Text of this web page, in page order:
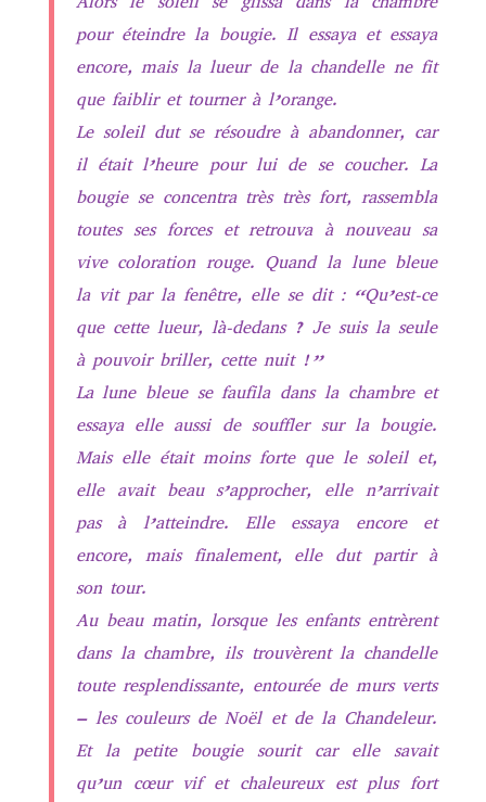
pour éteindre la bougie. Il essaya et essaya
encore, mais la lueur de la chandelle ne fit
que faiblir et tourner à l’orange.
Le soleil dut se résoudre à abandonner, car
il était l’heure pour lui de se coucher. La
bougie se concentra très très fort, rassembla
toutes ses forces et retrouva à nouveau sa
vive coloration rouge. Quand la lune bleue
la vit par la fenêtre, elle se dit : “Qu’est-ce
que cette lueur, là-dedans ? Je suis la seule
à pouvoir briller, cette nuit !”
La lune bleue se faufila dans la chambre et
essaya elle aussi de souffler sur la bougie.
Mais elle était moins forte que le soleil et,
elle avait beau s’approcher, elle n’arrivait
pas à l’atteindre. Elle essaya encore et
encore, mais finalement, elle dut partir à
son tour.
Au beau matin, lorsque les enfants entrèrent
dans la chambre, ils trouvèrent la chandelle
toute resplendissante, entourée de murs verts
– les couleurs de Noël et de la Chandeleur.
Et la petite bougie sourit car elle savait
qu’un cœur vif et chaleureux est plus fort